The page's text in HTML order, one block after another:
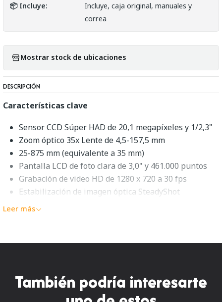
📦 Incluye:
Incluye, caja original, manuales y
correa
Mostrar stock de ubicaciones
DESCRIPCIÓN
Características clave
Sensor CCD Súper HAD de 20,1 megapíxeles y 1/2,3"
Zoom óptico 35x Lente de 4,5-157,5 mm
25-875 mm (equivalente a 35 mm)
Pantalla LCD de foto clara de 3,0" y 461.000 puntos
Grabación de video HD de 1280 x 720 a 30 fps
Estabilización de imagen óptica SteadyShot
Rango ISO de 80-3200
Funciona con 4 pilas AA
DSC-H300
Leer más
También podría interesarte